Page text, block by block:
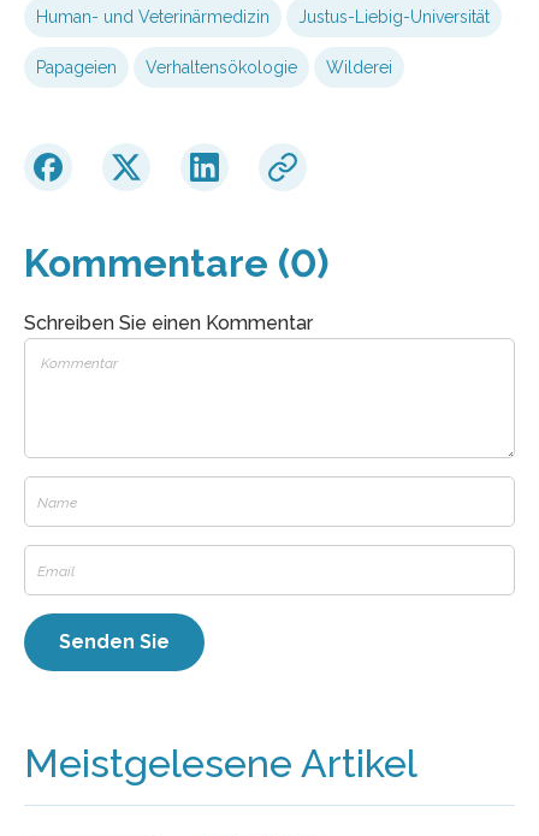
Human- und Veterinärmedizin Justus-Liebig-Universität
Papageien Verhaltensökologie Wilderei
Kommentare (0)
Schreiben Sie einen Kommentar
Meistgelesene Artikel